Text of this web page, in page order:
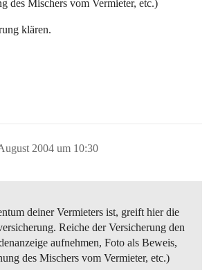
des Mischers vom Vermieter, etc.)
klären.
2004 um 10:30
deiner Vermieters ist, greift hier die
Reiche der Versicherung den
aufnehmen, Foto als Beweis,
des Mischers vom Vermieter, etc.)